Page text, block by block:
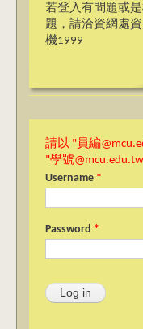
若登入有問題或
題，請洽資網處
機1999
請以 "員編
"學號
Username *
Password *